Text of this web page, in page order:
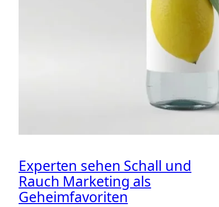
Experten sehen Schall und
Rauch Marketing als
Geheimfavoriten